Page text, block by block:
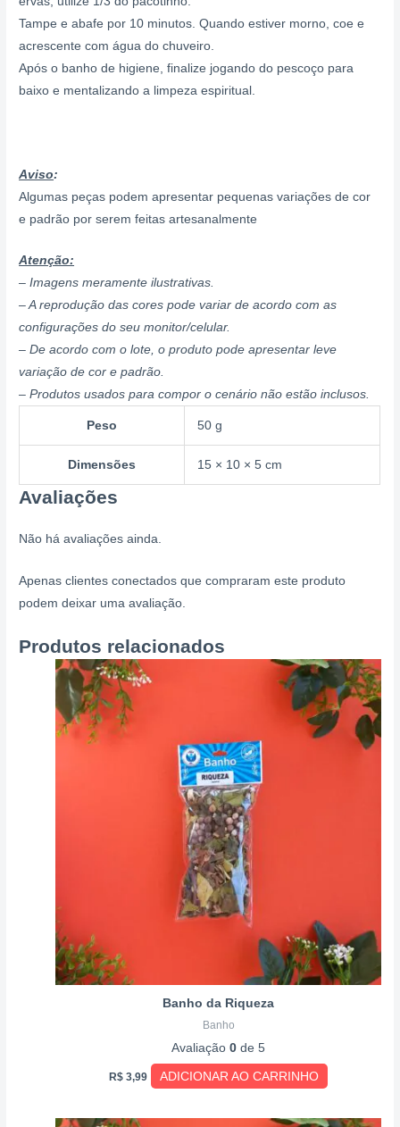
Tampe e abafe por 10 minutos. Quando estiver morno, coe e
acrescente com água do chuveiro.
Após o banho de higiene, finalize jogando do pescoço para
baixo e mentalizando a limpeza espiritual.
Aviso:
Algumas peças podem apresentar pequenas variações de cor
e padrão por serem feitas artesanalmente
Atenção:
– Imagens meramente ilustrativas.
– A reprodução das cores pode variar de acordo com as
configurações do seu monitor/celular.
– De acordo com o lote, o produto pode apresentar leve
variação de cor e padrão.
– Produtos usados para compor o cenário não estão inclusos.
Peso 50 g
Dimensões 15 × 10 × 5 cm
Avaliações
Não há avaliações ainda.
Apenas clientes conectados que compraram este produto
podem deixar uma avaliação.
Produtos relacionados
Banho da Riqueza
Banho
Avaliação0 de 5
R$3,99 ADICIONAR AO CARRINHO